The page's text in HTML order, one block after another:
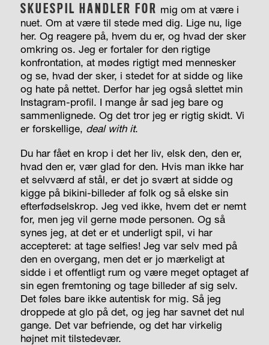
SKUESPIL HANDLER FOR mig om at være i
nuet. Om at være til stede med dig. Lige nu, lige
her. Og reagere på, hvem du er, og hvad der sker
omkring os. Jeg er fortaler for den rigtige
konfrontation, at mødes rigtigt med mennesker
og se, hvad der sker, i stedet for at sidde og like
og hate på nettet. Derfor har jeg også slettet min
Instagram-profil. I mange år sad jeg bare og
sammenlignede. Og det tror jeg er rigtig skidt. Vi
er forskellige, deal with it.
Du har fået en krop i det her liv, elsk den, den er,
hvad den er, vær glad for den. Hvis man ikke har
et selvværd af stål, er det jo svært at sidde og
kigge på bikini-billeder af folk og så elske sin
efterfødselskrop. Jeg ved ikke, hvem det er nemt
for, men jeg vil gerne møde personen. Og så
synes jeg, at det er et underligt spil, vi har
accepteret: at tage selfies! Jeg var selv med på
den en overgang, men det er jo mærkeligt at
sidde i et offentligt rum og være meget optaget af
sin egen fremtoning og tage billeder af sig selv.
Det føles bare ikke autentisk for mig. Så jeg
droppede at glo på det, og jeg har savnet det nul
gange. Det var befriende, og det har virkelig
højnet mit tilstedevær.